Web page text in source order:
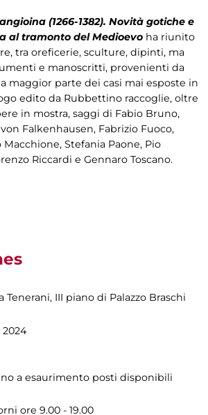
(1266-1382). Novità gotiche e
al tramonto del Medioevo ha riunito
tra oreficerie, sculture, dipinti, ma
e manoscritti, provenienti da
maggior parte dei casi mai esposte in
edito da Rubbettino raccoglie, oltre
in mostra, saggi di Fabio Bruno,
Falkenhausen, Fabrizio Fuoco,
Stefania Paone, Pio
Riccardi e Gennaro Toscano.
Tenerani, III piano di Palazzo Braschi
a esaurimento posti disponibili
ore 9.00 - 19.00